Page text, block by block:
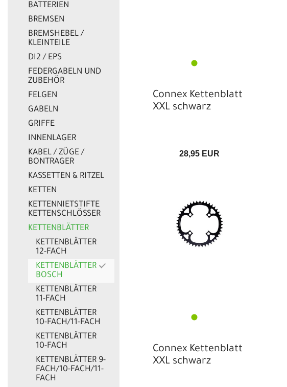
BATTERIEN
BREMSEN
BREMSHEBEL /
KLEINTEILE
DI2 / EPS
FEDERGABELN UND
ZUBEHÖR
FELGEN
GABELN
GRIFFE
INNENLAGER
KABEL / ZÜGE /
BONTRAGER
KASSETTEN & RITZEL
KETTEN
KETTENNIETSTIFTE
KETTENSCHLÖSSER
KETTENBLÄTTER
KETTENBLÄTTER
12-FACH
KETTENBLÄTTER
BOSCH
KETTENBLÄTTER
11-FACH
KETTENBLÄTTER
10-FACH/11-FACH
KETTENBLÄTTER
10-FACH
KETTENBLÄTTER 9-
FACH/10-FACH/11-
FACH
Connex Kettenblatt
XXL schwarz
28,95 EUR
Connex Kettenblatt
XXL schwarz